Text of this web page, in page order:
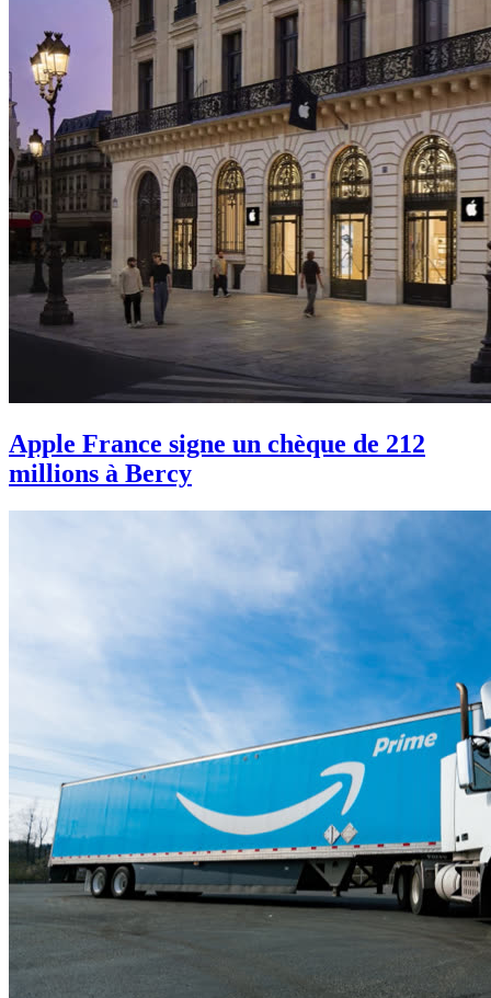
Apple France signe un chèque de 212
millions à Bercy